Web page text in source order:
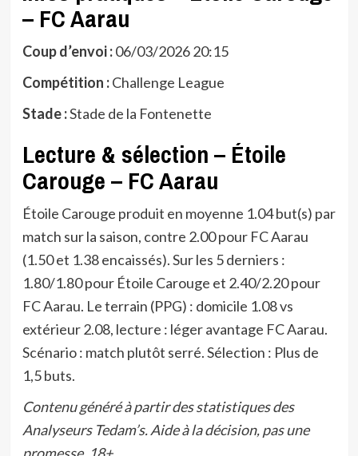
– FC Aarau
Coup d’envoi :06/03/2026 20:15
Compétition :Challenge League
Stade :Stade de la Fontenette
Lecture & sélection – Étoile
Carouge – FC Aarau
Étoile Carouge produit en moyenne 1.04 but(s) par
match sur la saison, contre 2.00 pour FC Aarau
(1.50 et 1.38 encaissés). Sur les 5 derniers :
1.80/1.80 pour Étoile Carouge et 2.40/2.20 pour
FC Aarau. Le terrain (PPG) : domicile 1.08 vs
extérieur 2.08, lecture : léger avantage FC Aarau.
Scénario : match plutôt serré. Sélection : Plus de
1,5 buts.
Contenu généré à partir des statistiques des
Analyseurs Tedam’s. Aide à la décision, pas une